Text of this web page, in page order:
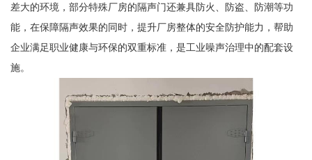
差大的环境，部分特殊厂房的隔声门还兼具防火、防盗、防潮等功
能，在保障隔声效果的同时，提升厂房整体的安全防护能力，帮助
企业满足职业健康与环保的双重标准，是工业噪声治理中的配套设
施。